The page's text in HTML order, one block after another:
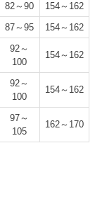
82～90
154～162
87～95 154～162
92～
100
154～162
92～
100
154～162
97～
105
162～170